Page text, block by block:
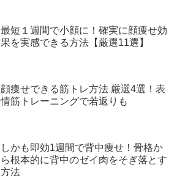
最短１週間で小顔に！確実に顔痩せ効
果を実感できる方法【厳選11選】
顔痩せできる筋トレ方法 厳選4選！表
情筋トレーニングで若返りも
しかも即効1週間で背中痩せ！骨格か
ら根本的に背中のゼイ肉をそぎ落とす
方法